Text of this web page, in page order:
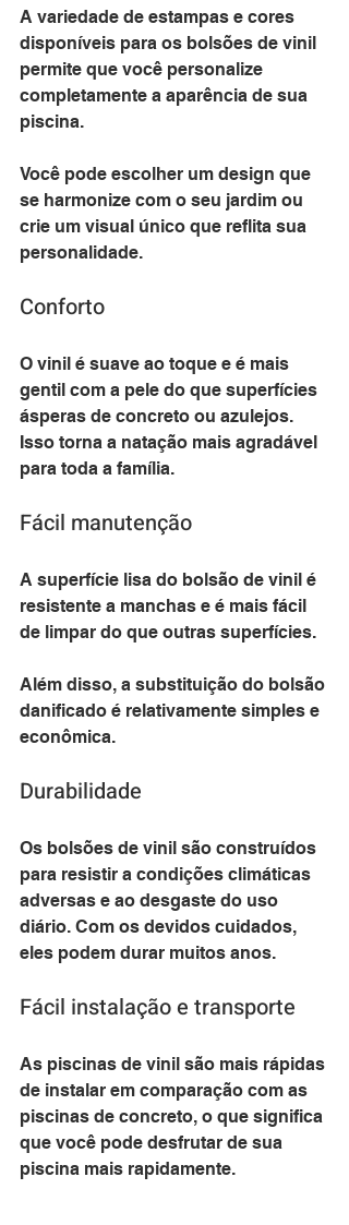
A variedade de estampas e cores
disponíveis para os bolsões de vinil
permite que você personalize
completamente a aparência de sua
piscina.
Você pode escolher um design que
se harmonize com o seu jardim ou
crie um visual único que reflita sua
personalidade.
Conforto
O vinil é suave ao toque e é mais
gentil com a pele do que superfícies
ásperas de concreto ou azulejos.
Isso torna a natação mais agradável
para toda a família.
Fácil manutenção
A superfície lisa do bolsão de vinil é
resistente a manchas e é mais fácil
de limpar do que outras superfícies.
Além disso, a substituição do bolsão
danificado é relativamente simples e
econômica.
Durabilidade
Os bolsões de vinil são construídos
para resistir a condições climáticas
adversas e ao desgaste do uso
diário. Com os devidos cuidados,
eles podem durar muitos anos.
Fácil instalação e transporte
As piscinas de vinil são mais rápidas
de instalar em comparação com as
piscinas de concreto, o que significa
que você pode desfrutar de sua
piscina mais rapidamente.